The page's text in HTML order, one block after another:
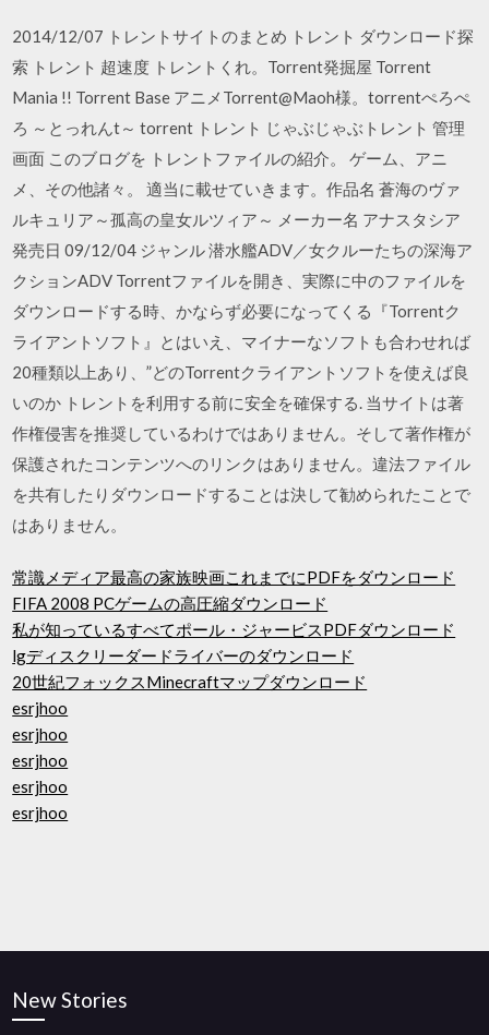
2014/12/07 トレントサイトのまとめ トレント ダウンロード探
索 トレント 超速度 トレントくれ。Torrent発掘屋 Torrent
Mania !! Torrent Base アニメTorrent@Maoh様。torrentぺろぺ
ろ ～とっれんt～ torrent トレント じゃぶじゃぶトレント 管理
画面 このブログを トレントファイルの紹介。 ゲーム、アニ
メ、その他諸々。 適当に載せていきます。作品名 蒼海のヴァ
ルキュリア～孤高の皇女ルツィア～ メーカー名 アナスタシア
発売日 09/12/04 ジャンル 潜水艦ADV／女クルーたちの深海ア
クションADV Torrentファイルを開き、実際に中のファイルを
ダウンロードする時、かならず必要になってくる『Torrentク
ライアントソフト』とはいえ、マイナーなソフトも合わせれば
20種類以上あり、”どのTorrentクライアントソフトを使えば良
いのか トレントを利用する前に安全を確保する. 当サイトは著
作権侵害を推奨しているわけではありません。そして著作権が
保護されたコンテンツへのリンクはありません。違法ファイル
を共有したりダウンロードすることは決して勧められたことで
はありません。
常識メディア最高の家族映画これまでにPDFをダウンロード
FIFA 2008 PCゲームの高圧縮ダウンロード
私が知っているすべてポール・ジャービスPDFダウンロード
lgディスクリーダードライバーのダウンロード
20世紀フォックスMinecraftマップダウンロード
esrjhoo
esrjhoo
esrjhoo
esrjhoo
esrjhoo
New Stories